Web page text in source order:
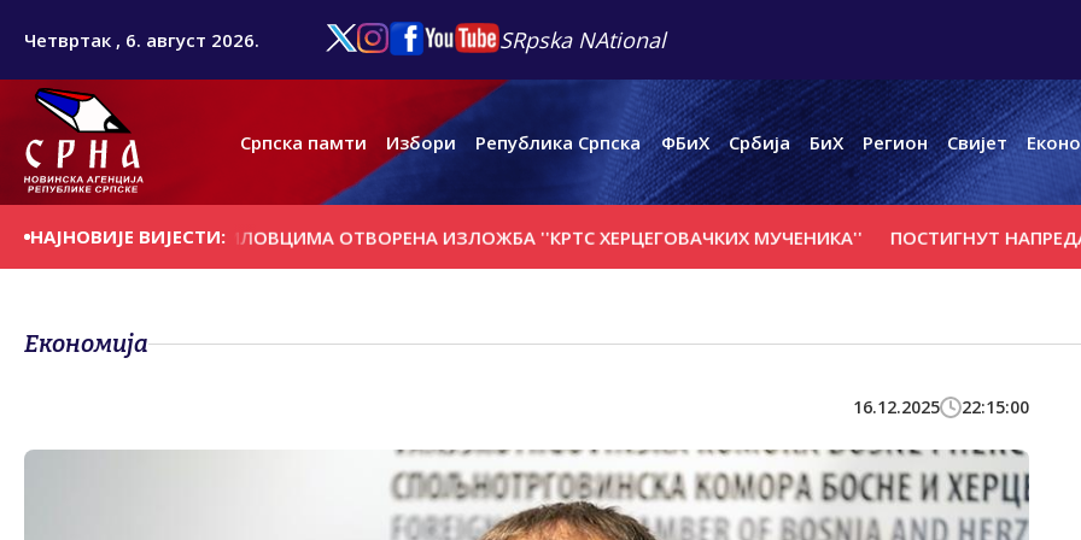
Четвртак , 6. август 2026. SRpska NAtional
Српска памти Избори Република Српска ФБиХ Србија БиХ Регион Свијет
НАЈНОВИЈЕ ВИЈЕСТИ:
ДАН У ПРЕБИЛОВЦИМА ОTВОРЕНА ИЗЛОЖБА ''КРTС ХЕРЦЕГОВАЧКИХ МУЧЕНИКА'' ПОСТИГНУТ НАПРЕДАК У
Економија
16.12.2025 22:15:00